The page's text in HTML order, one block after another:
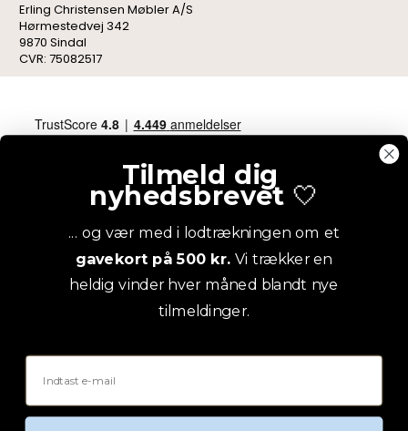
Erling Christensen Møbler A/S
Hørmestedvej 342
9870 Sindal
CVR: 75082517
Tilmeld dig
nyhedsbrevet 🤍
... og vær med i lodtrækningen om et
gavekort på 500 kr. Vi trækker en
heldig vinder hver måned blandt nye
tilmeldinger.
Email